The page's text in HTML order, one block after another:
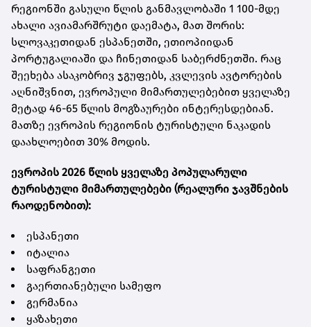
რეგიონში გასული წლის განმავლობაში 1 100-მდე
ახალი ავიამარშრუტი დაემატა, მათ შორის:
სლოვაკეთიდან ესპანეთში, ეთიოპიიდან
პორტუგალიაში და ჩინეთიდან საბერძნეთში. რაც
შეეხება ასაკობრივ ჯგუფებს, კვლევის ავტორების
აღნიშვნით, ევროპული მიმართულებებით ყველაზე
მეტად 46-65 წლის მოგზაურები ინტერესდებიან.
მათზე ევროპის რეგიონის ტურისტული ნაკადის
დაახლოებით 30% მოდის.
ევროპის 2026 წლის ყველაზე პოპულარული
ტურისტული მიმართულებები (რეალური ჯავშნების
რაოდენობით):
ესპანეთი
იტალია
საფრანგეთი
გაერთიანებული სამეფო
გერმანია
ყაზახეთი